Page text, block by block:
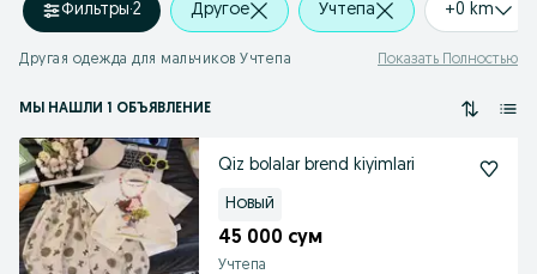
Фильтры·2 Другое Учтепа +0 km
Другая одежда для мальчиков Учтепа Показать Полностью
МЫ НАШЛИ 1 ОБЪЯВЛЕНИЕ
Qiz bolalar brend kiyimlari
Новый
45 000 сум
Учтепа